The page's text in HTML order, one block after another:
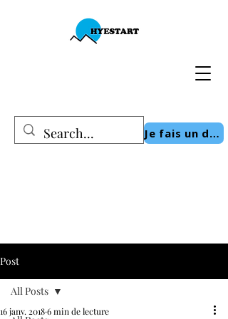
Je fais un don
Post
All Posts
16 janv. 20186 min de lecture